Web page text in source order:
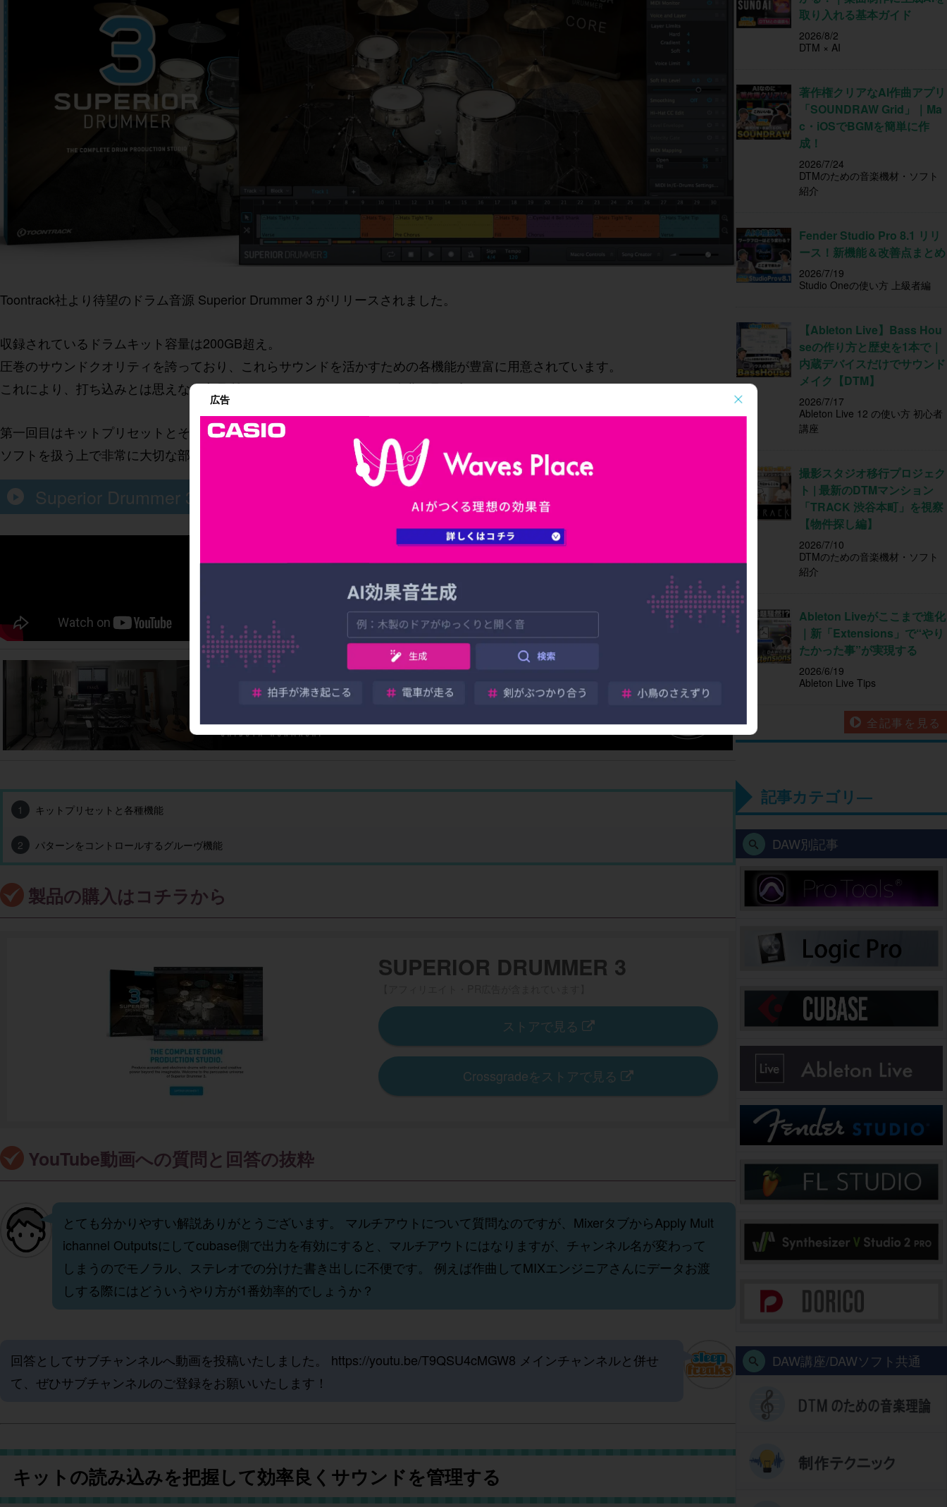
広告
Toontrack社より待望のドラム音源 Superior Drummer 3 がリリースされました。
収録されているドラムキット容量は200GB超え。
圧巻のサウンドクオリティを誇っており、これらサウンドを活かすための各機能が豊富に用意されています。
これにより、打ち込みとは思えない高品質なドラムサウンドをすぐに楽曲へ取り入れることができます。
第一回目はキットプリセットとそれに付随する機能を解説していきます。
ソフトを扱う上で非常に大切な部分となってきますので、しっかりと概要を習得していきましょう。
Superior Drummer 3 キットプリセットと各種機能
1 キットプリセットと各種機能
2 パターンをコントロールするグルーヴ機能
製品の購入はコチラから
SUPERIOR DRUMMER 3
ストアで見る
Crossgradeをストアで見る
YouTube動画への質問と回答の抜粋
とても分かりやすい解説ありがとうございます。 マルチアウトについて質問なのですが、MixerタブからApply Mult
ichannel Outputsにしてcubase側で出力を有効にすると、マルチアウトにはなりますが、チャンネル名が変わって
しまうのでモノラル、ステレオでの分けた書き出しに不便です。 例えば作曲してMIXエンジニアさんにデータお渡
しする際にはどういうやり方が1番効率的でしょうか？
回答としてサブチャンネルへ動画を投稿いたしました。 https://youtu.be/T9QSU4cMGW8 メインチャンネルと併せ
て、ぜひサブチャンネルのご登録をお願いいたします！
キットの読み込みを把握して効率良くサウンドを管理する
取り入れる基本ガイド
2026/8/2
DTM × AI
著作権クリアなAI作曲アプリ
「SOUNDRAW Grid」｜Ma
c・iOSでBGMを簡単に作
成！
2026/7/24
DTMのための音楽機材・ソフト
紹介
Fender Studio Pro 8.1 リリ
ース！新機能＆改善点まとめ
2026/7/19
Studio Oneの使い方 上級者編
【Ableton Live】Bass Hou
seの作り方と歴史を1本で｜
内蔵デバイスだけでサウンド
メイク【DTM】
2026/7/17
Ableton Live 12 の使い方 初心者
講座
撮影スタジオ移行プロジェク
ト | 最新のDTMマンション
「TRACK 渋谷本町」を視察
【物件探し編】
2026/7/10
DTMのための音楽機材・ソフト
紹介
Ableton Liveがここまで進化
｜新「Extensions」で“やり
たかった事”が実現する
2026/6/19
Ableton Live Tips
全記事を見る
記事カテゴリ―
DAW別記事
DAW講座/DAWソフト共通